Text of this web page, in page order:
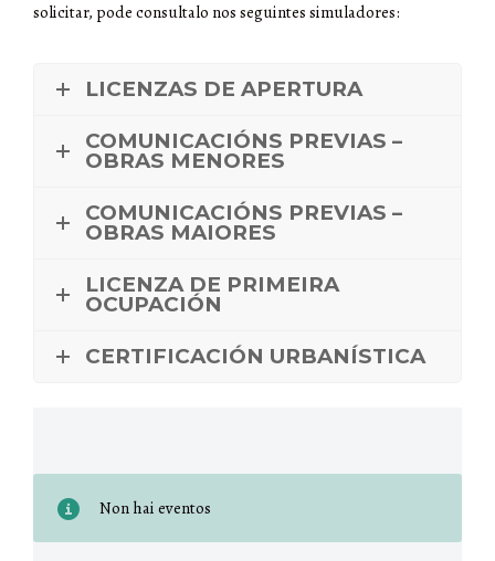
solicitar, pode consultalo nos seguintes simuladores:
LICENZAS DE APERTURA
COMUNICACIÓNS PREVIAS –
OBRAS MENORES
COMUNICACIÓNS PREVIAS –
OBRAS MAIORES
LICENZA DE PRIMEIRA
OCUPACIÓN
CERTIFICACIÓN URBANÍSTICA
Non hai eventos